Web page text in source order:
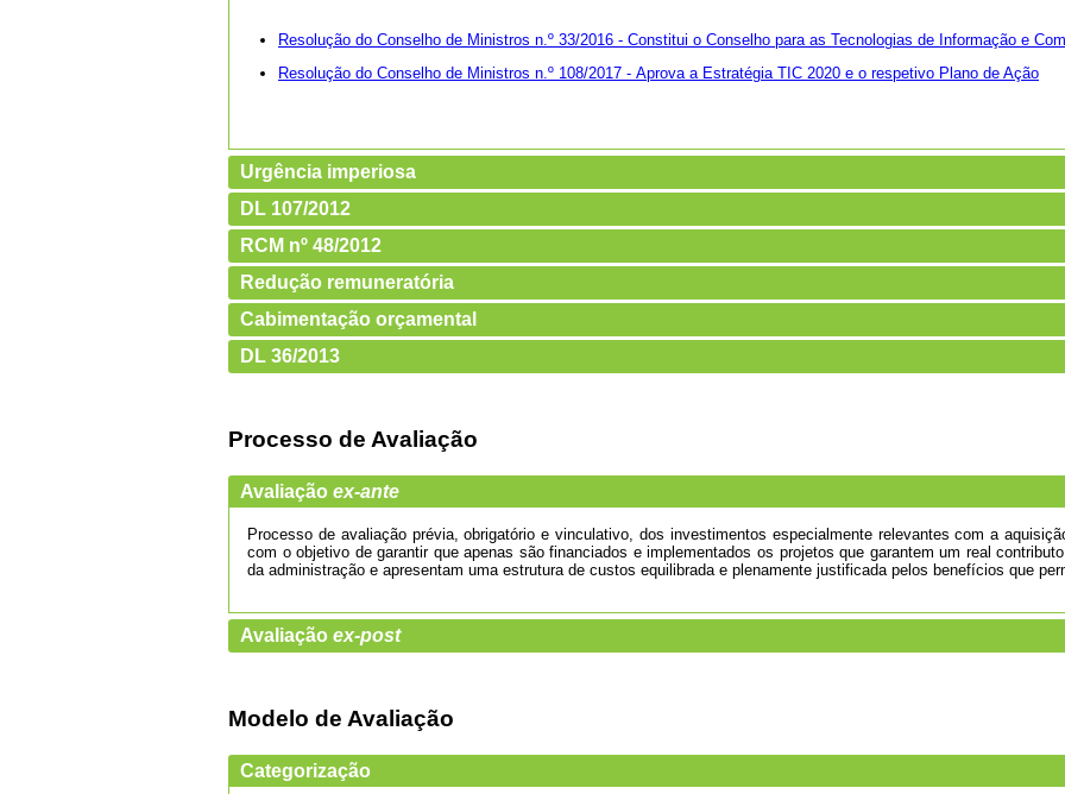
Resolução do Conselho de Ministros n.º 33/2016 - Constitui o Conselho para as Tecnologias de Informação e
Resolução do Conselho de Ministros n.º 108/2017 - Aprova a Estratégia TIC 2020 e o respetivo Plano de Ação
Urgência imperiosa
DL 107/2012
RCM nº 48/2012
Redução remuneratória
Cabimentação orçamental
DL 36/2013
Processo de Avaliação
Avaliação ex-ante
Processo de avaliação prévia, obrigatório e vinculativo, dos investimentos especialmente relevantes com a
com o objetivo de garantir que apenas são financiados e implementados os projetos que garantem um real
da administração e apresentam uma estrutura de custos equilibrada e plenamente justificada pelos benefícios que
Avaliação ex-post
Modelo de Avaliação
Categorização